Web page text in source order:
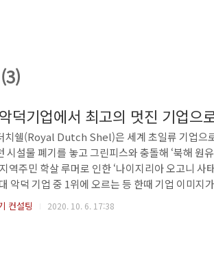
덕기업에서 최고의 멋진 기업으
치쉘(Royal Dutch Shel)은 세계 초일류 기업으
시설물 폐기를 놓고 그린피스와 충돌해 ‘북해 원
역주민 학살 루머로 인한 ‘나이지리아 오고니 사
악덕 기업 중 1위에 오르는 등 한때 기업 이미지
쉘 1995년 미국의 다국적 모니터 단체가 세계 10
은 그린피스에게 가장 집중적으로 공격받은 기업
컨설팅 2020. 10. 6. 17:38